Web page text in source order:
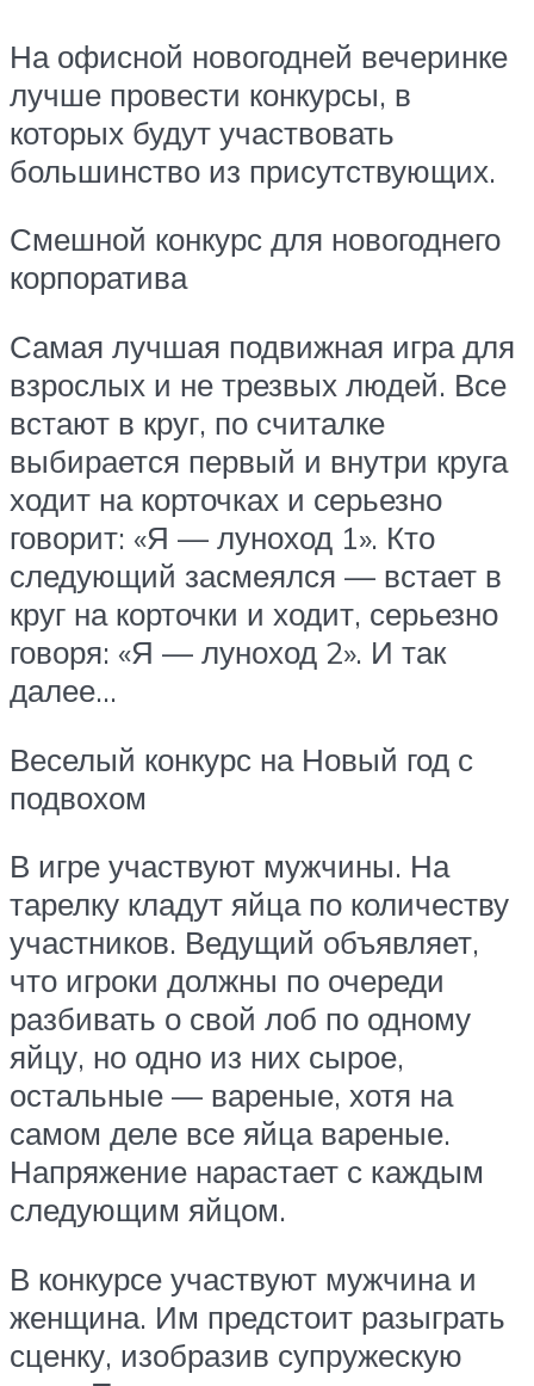
На офисной новогодней вечеринке
лучше провести конкурсы, в
которых будут участвовать
большинство из присутствующих.
Смешной конкурс для новогоднего
корпоратива
Самая лучшая подвижная игра для
взрослых и не трезвых людей. Все
встают в круг, по считалке
выбирается первый и внутри круга
ходит на корточках и серьезно
говорит: «Я — луноход 1». Кто
следующий засмеялся — встает в
круг на корточки и ходит, серьезно
говоря: «Я — луноход 2». И так
далее…
Веселый конкурс на Новый год с
подвохом
В игре участвуют мужчины. На
тарелку кладут яйца по количеству
участников. Ведущий объявляет,
что игроки должны по очереди
разбивать о свой лоб по одному
яйцу, но одно из них сырое,
остальные — вареные, хотя на
самом деле все яйца вареные.
Напряжение нарастает с каждым
следующим яйцом.
В конкурсе участвуют мужчина и
женщина. Им предстоит разыграть
сценку, изобразив супружескую